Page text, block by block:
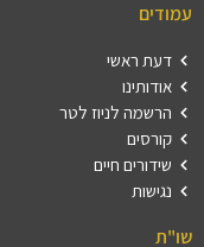
עמודים
דעת ראשי
אודותינו
הרשמה לניוז לטר
קורסים
שידורים חיים
נגישות
שו"ת